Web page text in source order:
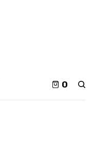
0